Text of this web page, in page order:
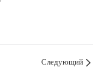
Следующий